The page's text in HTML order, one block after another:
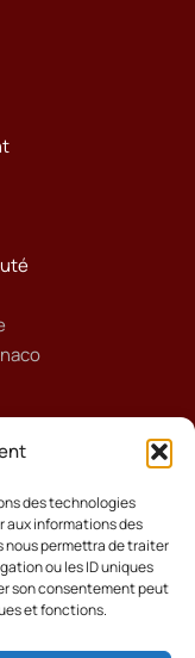
des technologies
aux informations des
nous permettra de traiter
ou les ID uniques
son consentement peut
et fonctions.